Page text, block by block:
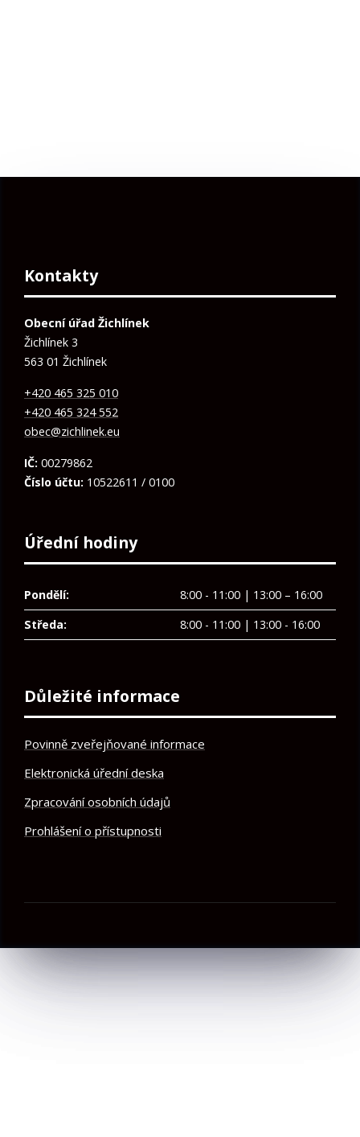
Kontakty
Obecní úřad Žichlínek
Žichlínek 3
563 01 Žichlínek
+420 465 325 010
+420 465 324 552
obec@zichlinek.eu
IČ: 00279862
Číslo účtu: 10522611 / 0100
Úřední hodiny
Pondělí:
8:00 - 11:00 | 13:00 – 16:00
Středa:
8:00 - 11:00 | 13:00 - 16:00
Důležité informace
Povinně zveřejňované informace
Elektronická úřední deska
Zpracování osobních údajů
Prohlášení o přístupnosti